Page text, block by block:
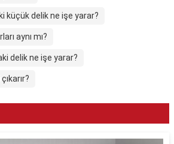
küçük delik ne işe yarar?
aynı mı?
delik ne işe yarar?